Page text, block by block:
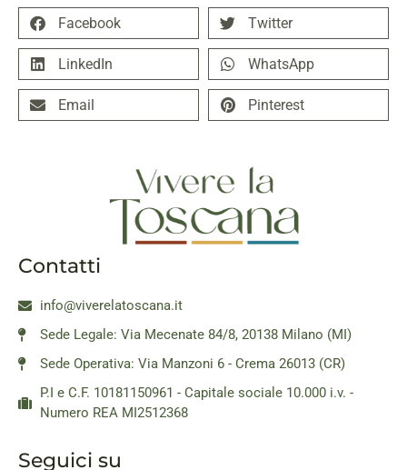
Facebook Twitter
LinkedIn WhatsApp
Email Pinterest
Contatti
info@viverelatoscana.it
Sede Legale: Via Mecenate 84/8, 20138 Milano (MI)
Sede Operativa: Via Manzoni 6 - Crema 26013 (CR)
P.I e C.F. 10181150961 - Capitale sociale 10.000 i.v. -
Numero REA MI2512368
Seguici su